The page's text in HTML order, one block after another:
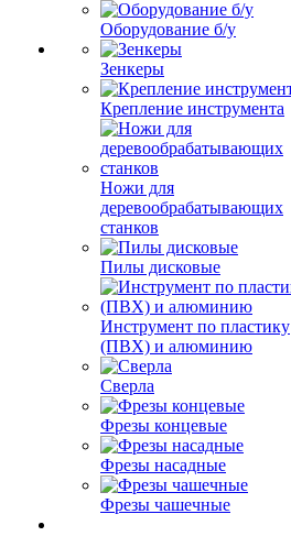
Оборудование б/у
Зенкеры
Крепление инструмента
Ножи для
деревообрабатывающих
станков
Пилы дисковые
Инструмент по пластику
(ПВХ) и алюминию
Сверла
Фрезы концевые
Фрезы насадные
Фрезы чашечные